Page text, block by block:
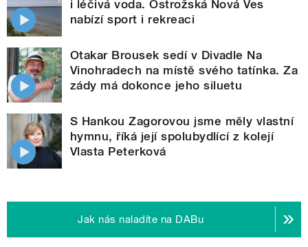
i léčivá voda. Ostrožská Nová Ves
nabízí sport i rekreaci
Otakar Brousek sedí v Divadle Na
Vinohradech na místě svého tatínka. Za
zády má dokonce jeho siluetu
S Hankou Zagorovou jsme měly vlastní
hymnu, říká její spolubydlící z kolejí
Vlasta Peterková
Jak nás naladíte na DABu